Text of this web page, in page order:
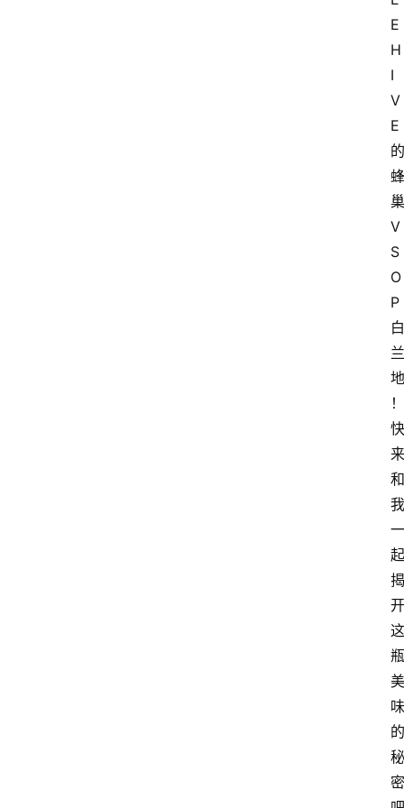
E
H
I
V
E
的
蜂
巢
V
S
O
P
白
兰
地
！
快
来
和
我
一
起
揭
开
这
瓶
美
味
的
秘
密